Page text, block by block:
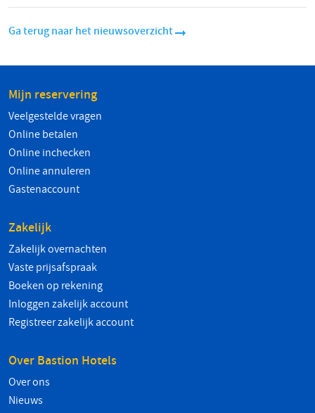
Ga terug naar het nieuwsoverzicht
Mijn reservering
Veelgestelde vragen
Online betalen
Online inchecken
Online annuleren
Gastenaccount
Zakelijk
Zakelijk overnachten
Vaste prijsafspraak
Boeken op rekening
Inloggen zakelijk account
Registreer zakelijk account
Over Bastion Hotels
Over ons
Nieuws